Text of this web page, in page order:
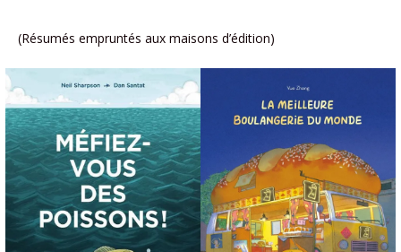
(Résumés empruntés aux maisons d’édition)